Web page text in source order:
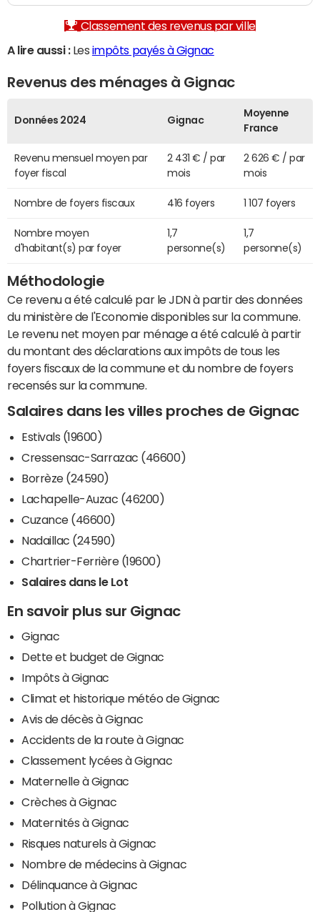
Classement des revenus par ville
A lire aussi :Les impôts payés à Gignac
Revenus des ménages à Gignac
Données 2024 Gignac
Moyenne
France
Revenu mensuel moyen par
foyer fiscal
2 431 € / par
mois
2 626 € / par
mois
Nombre de foyers fiscaux 416 foyers 1 107 foyers
Nombre moyen
d'habitant(s) par foyer
1,7
personne(s)
1,7
personne(s)
Méthodologie
Ce revenu a été calculé par le JDN à partir des données
du ministère de l'Economie disponibles sur la commune.
Le revenu net moyen par ménage a été calculé à partir
du montant des déclarations aux impôts de tous les
foyers fiscaux de la commune et du nombre de foyers
recensés sur la commune.
Salaires dans les villes proches de Gignac
Estivals (19600)
Cressensac-Sarrazac (46600)
Borrèze (24590)
Lachapelle-Auzac (46200)
Cuzance (46600)
Nadaillac (24590)
Chartrier-Ferrière (19600)
Salaires dans le Lot
En savoir plus sur Gignac
Gignac
Dette et budget de Gignac
Impôts à Gignac
Climat et historique météo de Gignac
Avis de décès à Gignac
Accidents de la route à Gignac
Classement lycées à Gignac
Maternelle à Gignac
Crèches à Gignac
Maternités à Gignac
Risques naturels à Gignac
Nombre de médecins à Gignac
Délinquance à Gignac
Pollution à Gignac